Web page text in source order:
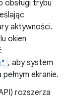
obsługi trybu
aktywności.
okien
, aby system
ekranie.
rozszerza